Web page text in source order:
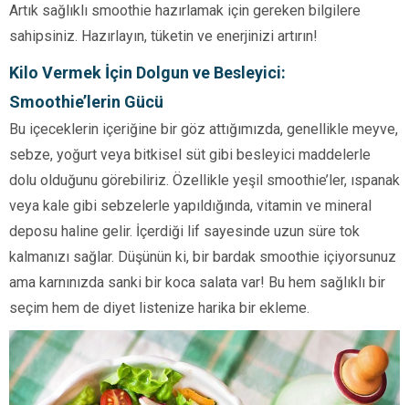
Artık sağlıklı smoothie hazırlamak için gereken bilgilere
sahipsiniz. Hazırlayın, tüketin ve enerjinizi artırın!
Kilo Vermek İçin Dolgun ve Besleyici:
Smoothie’lerin Gücü
Bu içeceklerin içeriğine bir göz attığımızda, genellikle meyve,
sebze, yoğurt veya bitkisel süt gibi besleyici maddelerle
dolu olduğunu görebiliriz. Özellikle yeşil smoothie’ler, ıspanak
veya kale gibi sebzelerle yapıldığında, vitamin ve mineral
deposu haline gelir. İçerdiği lif sayesinde uzun süre tok
kalmanızı sağlar. Düşünün ki, bir bardak smoothie içiyorsunuz
ama karnınızda sanki bir koca salata var! Bu hem sağlıklı bir
seçim hem de diyet listenize harika bir ekleme.